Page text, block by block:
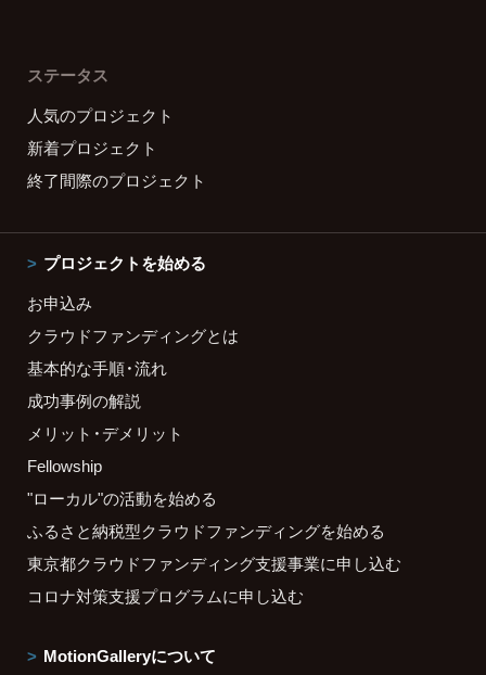
ステータス
人気のプロジェクト
新着プロジェクト
終了間際のプロジェクト
プロジェクトを始める
お申込み
クラウドファンディングとは
基本的な手順・流れ
成功事例の解説
メリット・デメリット
Fellowship
"ローカル"の活動を始める
ふるさと納税型クラウドファンディングを始める
東京都クラウドファンディング支援事業に申し込む
コロナ対策支援プログラムに申し込む
MotionGalleryについて